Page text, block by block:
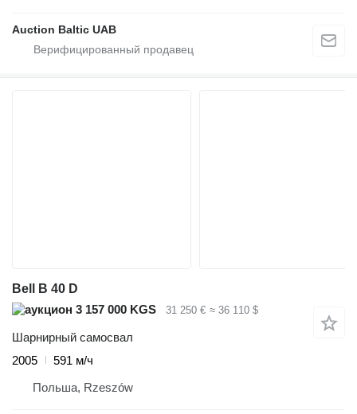
Auction Baltic UAB
Bell B 40 D
3 157 000 KGS
31 250 € ≈ 36 110 $
Шарнирный самосвал
2005
591 м/ч
Польша, Rzeszów